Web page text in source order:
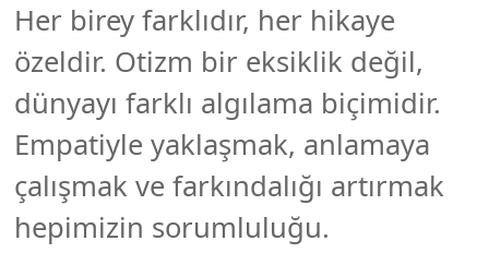
Her birey farklıdır, her hikaye
özeldir. Otizm bir eksiklik değil,
dünyayı farklı algılama biçimidir.
Empatiyle yaklaşmak, anlamaya
çalışmak ve farkındalığı artırmak
hepimizin sorumluluğu.